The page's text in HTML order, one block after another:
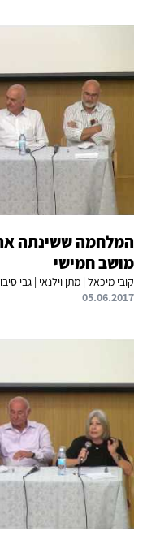
המלחמה ששינתה את
מושב חמישי
קובי מיכאל | מתן וילנאי | גבי
05.06.2017